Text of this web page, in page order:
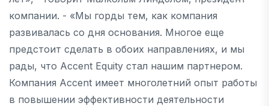
компании. - «Мы горды тем, как компания
развивалась со дня основания. Многое еще
предстоит сделать в обоих направлениях, и мы
рады, что Accent Equity стал нашим партнером.
Компания Accent имеет многолетний опыт работы
в повышении эффективности деятельности